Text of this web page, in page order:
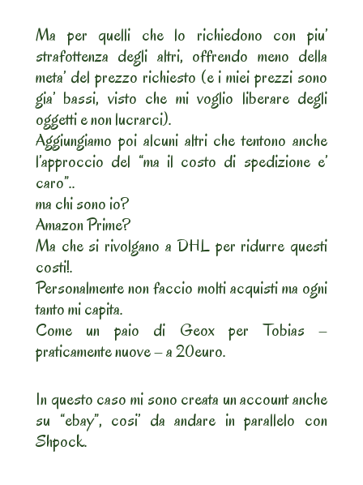
Ma per quelli che lo richiedono con piu’
strafottenza degli altri, offrendo meno della
meta’ del prezzo richiesto (e i miei prezzi sono
gia’ bassi, visto che mi voglio liberare degli
oggetti e non lucrarci).
Aggiungiamo poi alcuni altri che tentono anche
l’approccio del “ma il costo di spedizione e’
caro”..
ma chi sono io?
Amazon Prime?
Ma che si rivolgano a DHL per ridurre questi
costi!.
Personalmente non faccio molti acquisti ma ogni
tanto mi capita.
Come un paio di Geox per Tobias –
praticamente nuove – a 20euro.
In questo caso mi sono creata un account anche
su “ebay”, cosi’ da andare in parallelo con
Shpock.